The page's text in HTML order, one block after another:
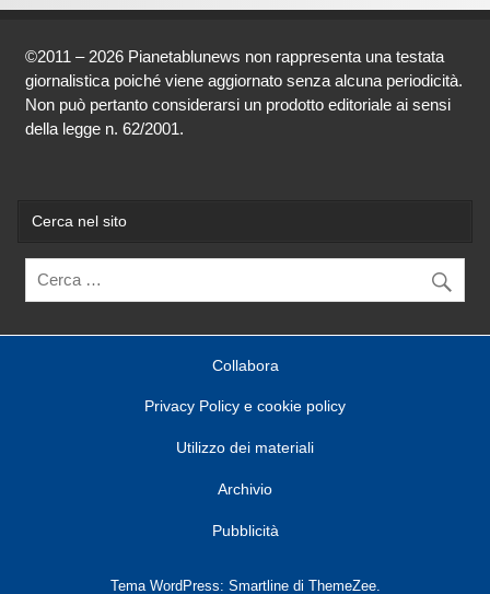
©2011 – 2026 Pianetablunews non rappresenta una testata
giornalistica poiché viene aggiornato senza alcuna periodicità.
Non può pertanto considerarsi un prodotto editoriale ai sensi
della legge n. 62/2001.
Cerca nel sito
Collabora
Privacy Policy e cookie policy
Utilizzo dei materiali
Archivio
Pubblicità
Tema WordPress: Smartline di ThemeZee.